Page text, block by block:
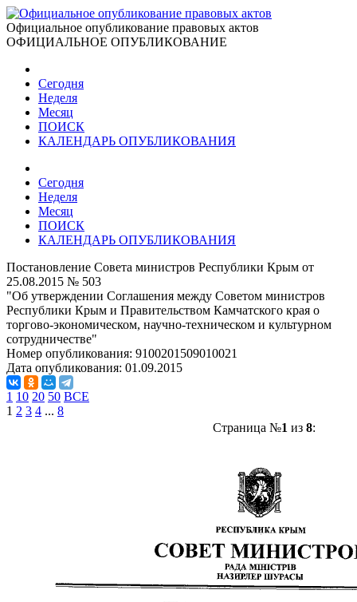
Официальное опубликование правовых актов
ОФИЦИАЛЬНОЕ ОПУБЛИКОВАНИЕ
Сегодня
Неделя
Месяц
ПОИСК
КАЛЕНДАРЬ ОПУБЛИКОВАНИЯ
Сегодня
Неделя
Месяц
ПОИСК
КАЛЕНДАРЬ ОПУБЛИКОВАНИЯ
Постановление Совета министров Республики Крым от
25.08.2015 № 503
"Об утверждении Соглашения между Советом министров
Республики Крым и Правительством Камчатского края о
торгово-экономическом, научно-техническом и культурном
сотрудничестве"
Номер опубликования: 9100201509010021
Дата опубликования: 01.09.2015
1 10 20 50 ВСЕ
1 2 3 4 ... 8
Страница №1 из 8: